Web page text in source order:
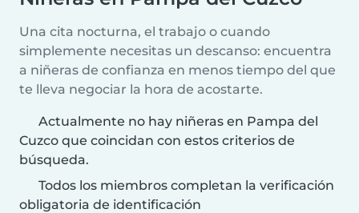
Una cita nocturna, el trabajo o cuando
simplemente necesitas un descanso: encuentra
a niñeras de confianza en menos tiempo del que
te lleva negociar la hora de acostarte.
Actualmente no hay niñeras en Pampa del
Cuzco que coincidan con estos criterios de
búsqueda.
Todos los miembros completan la verificación
obligatoria de identificación